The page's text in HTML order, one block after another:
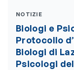
NOTIZIE
Biologi e
Protocollo
Biologi di
Psicologi